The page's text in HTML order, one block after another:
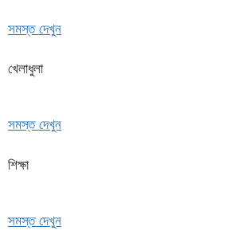
সমস্ত দেখুন
খেলাধুলা
সমস্ত দেখুন
শিক্ষা
সমস্ত দেখুন